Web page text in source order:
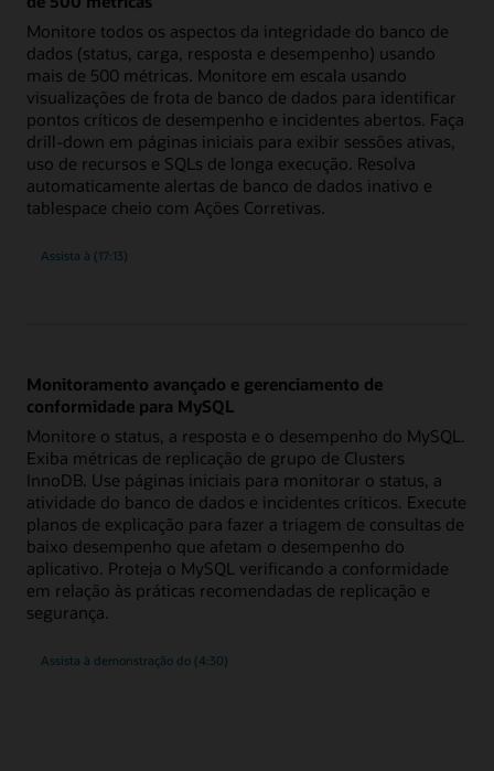
Monitore todos os aspectos da integridade do banco de
dados (status, carga, resposta e desempenho) usando
mais de 500 métricas. Monitore em escala usando
visualizações de frota de banco de dados para identificar
pontos críticos de desempenho e incidentes abertos. Faça
drill-down em páginas iniciais para exibir sessões ativas,
uso de recursos e SQLs de longa execução. Resolva
automaticamente alertas de banco de dados inativo e
tablespace cheio com Ações Corretivas.
Assista à
geral
de
500
métricas
(17:13)
Monitoramento avançado e gerenciamento de
conformidade para MySQL
Monitore o status, a resposta e o desempenho do MySQL.
Exiba métricas de replicação de grupo de Clusters
InnoDB. Use páginas iniciais para monitorar o status, a
atividade do banco de dados e incidentes críticos. Execute
planos de explicação para fazer a triagem de consultas de
baixo desempenho que afetam o desempenho do
aplicativo. Proteja o MySQL verificando a conformidade
em relação às práticas recomendadas de replicação e
segurança.
Assista à demonstração do
avançando
(4:30)